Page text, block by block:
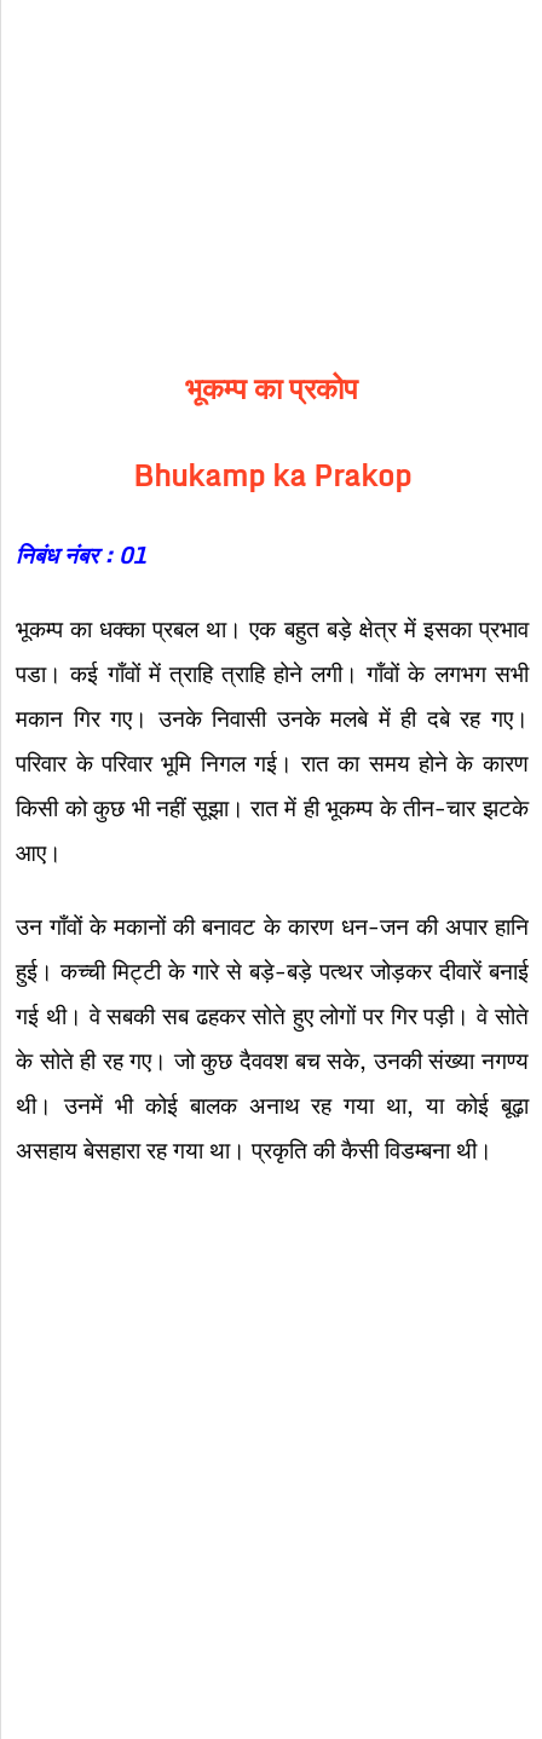
भूकम्प का प्रकोप
Bhukamp ka Prakop
निबंध नंबर : 01
भूकम्प का धक्का प्रबल था। एक बहुत बड़े क्षेत्र में इसका प्रभाव
पडा। कई गाँवों में त्राहि त्राहि होने लगी। गाँवों के लगभग सभी
मकान गिर गए। उनके निवासी उनके मलबे में ही दबे रह गए।
परिवार के परिवार भूमि निगल गई। रात का समय होने के कारण
किसी को कुछ भी नहीं सूझा। रात में ही भूकम्प के तीन-चार झटके
आए।
उन गाँवों के मकानों की बनावट के कारण धन-जन की अपार हानि
हुई। कच्ची मिट्टी के गारे से बड़े-बड़े पत्थर जोड़कर दीवारें बनाई
गई थी। वे सबकी सब ढहकर सोते हुए लोगों पर गिर पड़ी। वे सोते
के सोते ही रह गए। जो कुछ दैववश बच सके, उनकी संख्या नगण्य
थी। उनमें भी कोई बालक अनाथ रह गया था, या कोई बूढ़ा
असहाय बेसहारा रह गया था। प्रकृति की कैसी विडम्बना थी।